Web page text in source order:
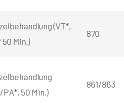
(VT*,
50 Min.)
870
PA*, 50 Min.)
861/863